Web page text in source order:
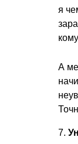
я
А
7.